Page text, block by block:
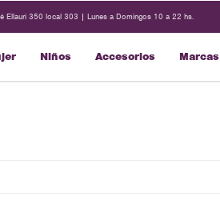
Niños Accesorios Marcas
Ellauri 350 local 303 | Lunes a Domingos 10 a 22 hs.